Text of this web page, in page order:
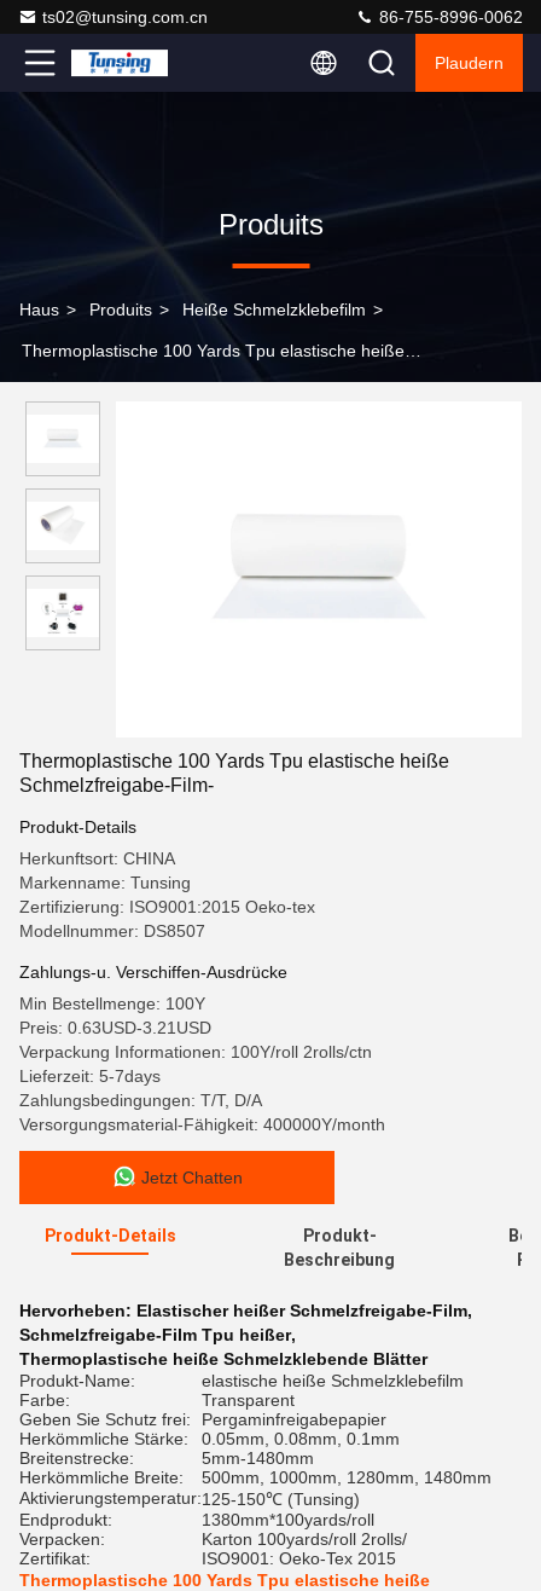
ts02@tunsing.com.cn 86-755-8996-0062
Plaudern
Produits
Haus > Produits > Heiße Schmelzklebefilm >
Thermoplastische 100 Yards Tpu elastische heiße
Thermoplastische 100 Yards Tpu elastische heiße
Schmelzfreigabe-Film-
Produkt-Details
Herkunftsort: CHINA
Markenname: Tunsing
Zertifizierung: ISO9001:2015 Oeko-tex
Modellnummer: DS8507
Zahlungs-u. Verschiffen-Ausdrücke
Min Bestellmenge: 100Y
Preis: 0.63USD-3.21USD
Verpackung Informationen: 100Y/roll 2rolls/ctn
Lieferzeit: 5-7days
Zahlungsbedingungen: T/T, D/A
Versorgungsmaterial-Fähigkeit: 400000Y/month
Jetzt Chatten
Produkt-Details
Produkt-
Beschreibung
Hervorheben: Elastischer heißer Schmelzfreigabe-Film,
Schmelzfreigabe-Film Tpu heißer,
Thermoplastische heiße Schmelzklebende Blätter
Produkt-Name:
elastische heiße Schmelzklebefilm
Farbe:
Transparent
Geben Sie Schutz frei:
Pergaminfreigabepapier
Herkömmliche Stärke:
0.05mm, 0.08mm, 0.1mm
Breitenstrecke:
5mm-1480mm
Herkömmliche Breite:
500mm, 1000mm, 1280mm, 1480mm
Aktivierungstemperatur:125-150℃ (Tunsing)
Endprodukt:
1380mm*100yards/roll
Verpacken:
Karton 100yards/roll 2rolls/
Zertifikat:
ISO9001: Oeko-Tex 2015
Thermoplastische 100 Yards Tpu elastische heiße